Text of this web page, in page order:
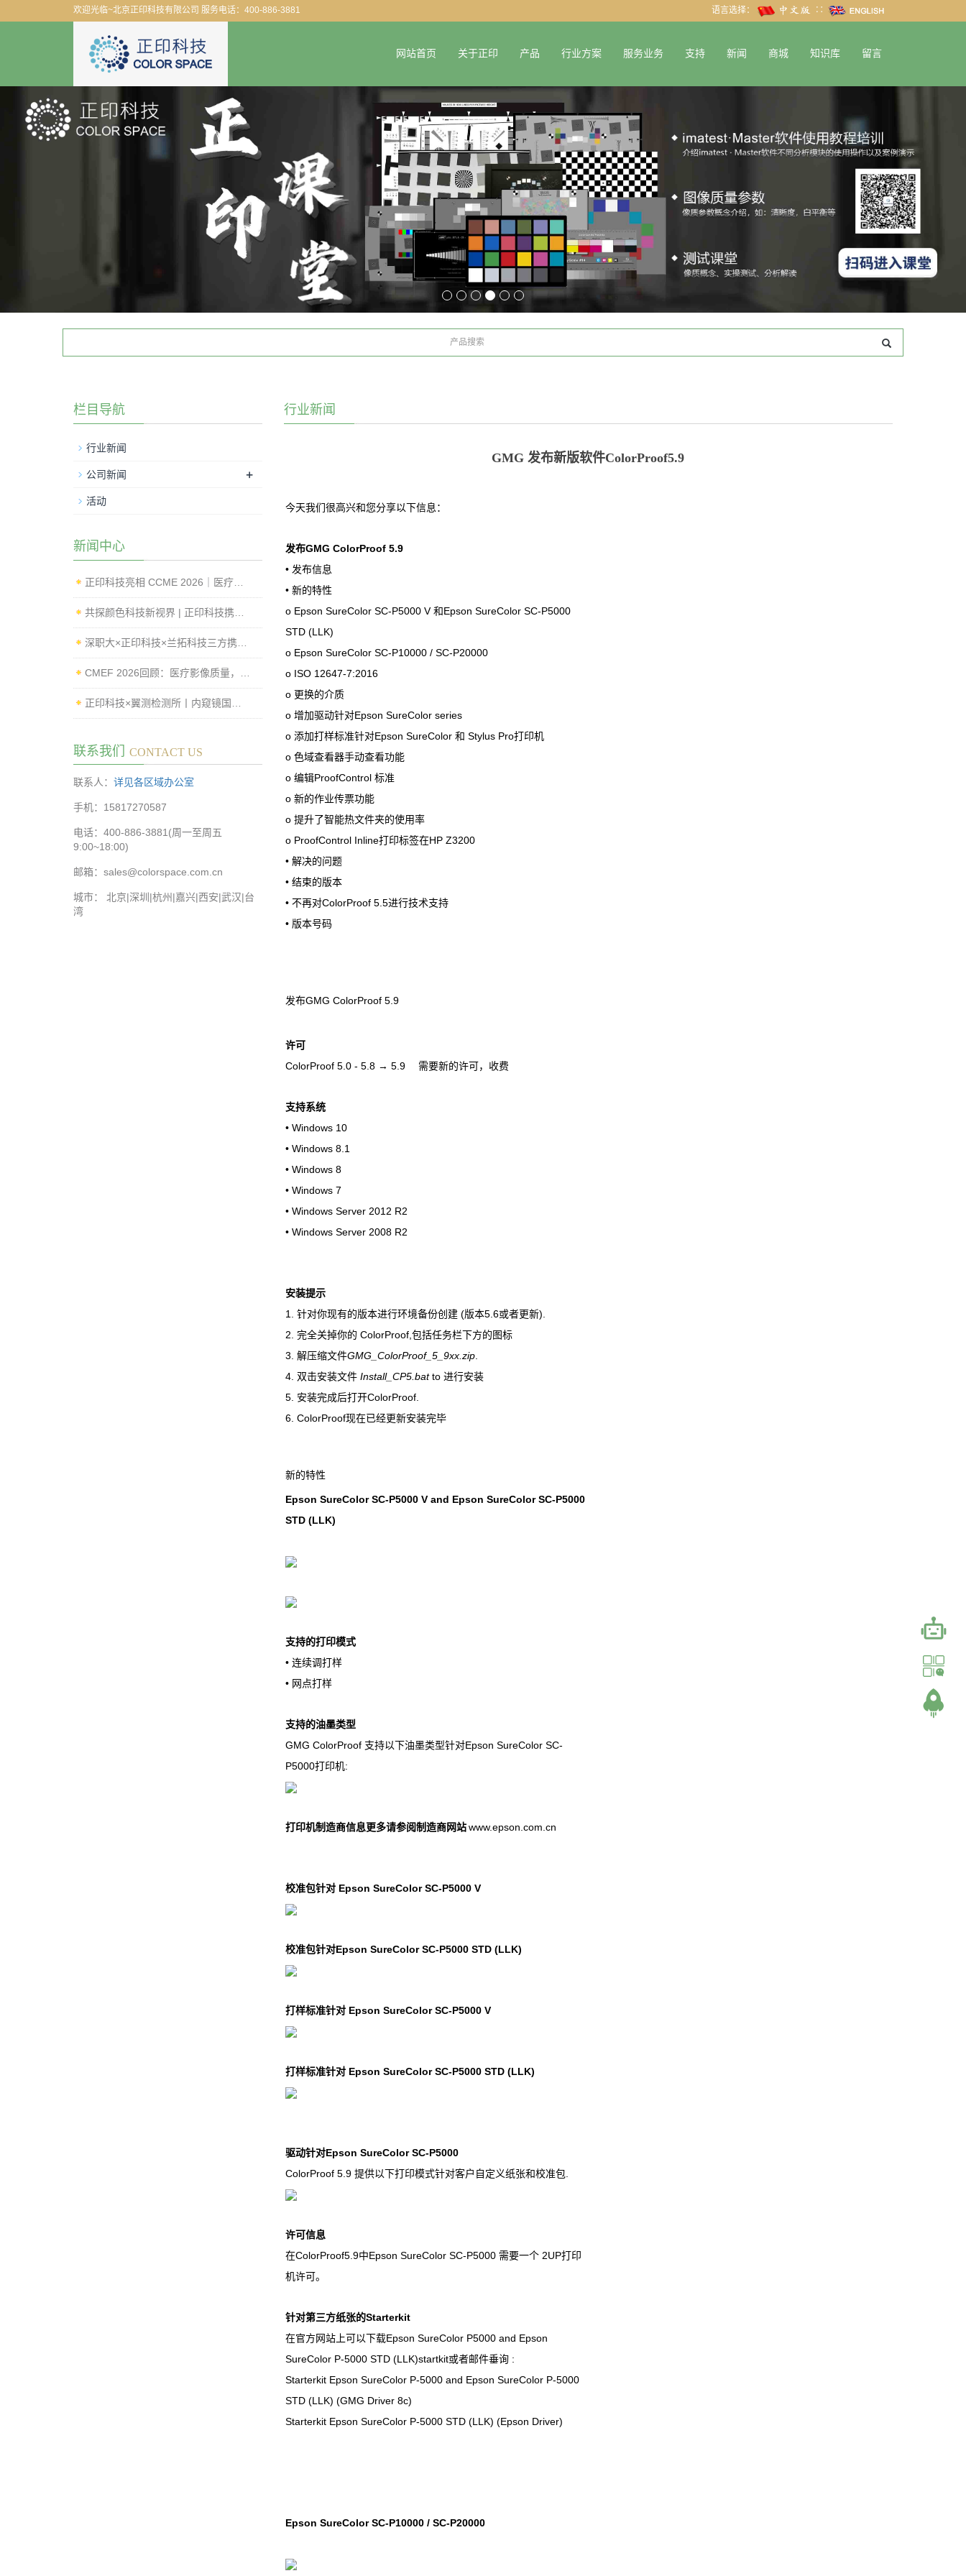
欢迎光临~北京正印科技有限公司 服务电话：400-886-3881 语言选择： ∷
网站首页 关于正印 产品 行业方案 服务业务 支持 新闻 商城 知识库 留言
行业新闻
GMG 发布新版软件ColorProof5.9
今天我们很高兴和您分享以下信息：
发布GMG ColorProof 5.9
• 发布信息
• 新的特性
o Epson SureColor SC-P5000 V 和Epson SureColor SC-P5000
STD (LLK)
o Epson SureColor SC-P10000 / SC-P20000
o ISO 12647-7:2016
o 更换的介质
o 增加驱动针对Epson SureColor series
o 添加打样标准针对Epson SureColor 和 Stylus Pro打印机
o 色域查看器手动查看功能
o 编辑ProofControl 标准
o 新的作业传票功能
o 提升了智能热文件夹的使用率
o ProofControl Inline打印标签在HP Z3200
• 解决的问题
• 结束的版本
• 不再对ColorProof 5.5进行技术支持
• 版本号码
发布GMG ColorProof 5.9
许可
ColorProof 5.0 - 5.8 → 5.9 需要新的许可，收费
支持系统
• Windows 10
• Windows 8.1
• Windows 8
• Windows 7
• Windows Server 2012 R2
• Windows Server 2008 R2
安装提示
1. 针对你现有的版本进行环境备份创建 (版本5.6或者更新).
2. 完全关掉你的 ColorProof,包括任务栏下方的图标
3. 解压缩文件GMG_ColorProof_5_9xx.zip.
4. 双击安装文件 Install_CP5.batto 进行安装
5. 安装完成后打开ColorProof.
6. ColorProof现在已经更新安装完毕
新的特性
Epson SureColor SC-P5000 V and Epson SureColor SC-P5000
STD (LLK)
支持的打印模式
• 连续调打样
• 网点打样
支持的油墨类型
GMG ColorProof 支持以下油墨类型针对Epson SureColor SC-
P5000打印机:
打印机制造商信息更多请参阅制造商网站 www.epson.com.cn
校准包针对 Epson SureColor SC-P5000 V
校准包针对Epson SureColor SC-P5000 STD (LLK)
打样标准针对 Epson SureColor SC-P5000 V
打样标准针对 Epson SureColor SC-P5000 STD (LLK)
驱动针对Epson SureColor SC-P5000
ColorProof 5.9 提供以下打印模式针对客户自定义纸张和校准包.
许可信息
在ColorProof5.9中Epson SureColor SC-P5000 需要一个 2UP打印
机许可。
针对第三方纸张的Starterkit
在官方网站上可以下载Epson SureColor P5000 and Epson
SureColor P-5000 STD (LLK)startkit或者邮件垂询 :
Starterkit Epson SureColor P-5000 and Epson SureColor P-5000
STD (LLK) (GMG Driver 8c)
Starterkit Epson SureColor P-5000 STD (LLK) (Epson Driver)
Epson SureColor SC-P10000 / SC-P20000
栏目导航
行业新闻
公司新闻 +
活动
新闻中心
联系我们 CONTACT US
联系人： 详见各区域办公室
手机：15817270587
电话：400-886-3881(周一至周五
9:00~18:00)
邮箱：sales@colorspace.com.cn
城市： 北京|深圳|杭州|嘉兴|西安|武汉|台
湾